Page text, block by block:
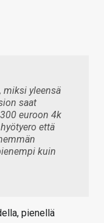
miksi yleensä
saat
euroon 4k
että
kuin
pienellä